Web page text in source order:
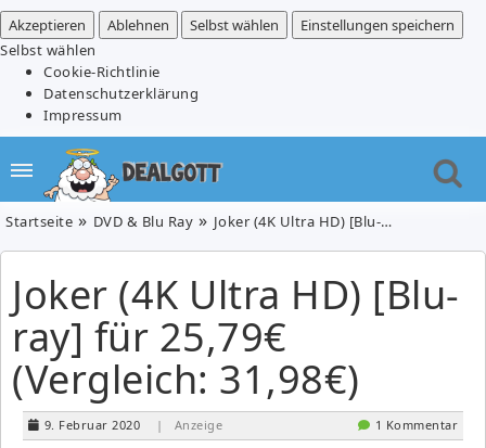
Akzeptieren
Ablehnen Selbst wählen
Einstellungen speichern
Selbst wählen
Cookie-Richtlinie
Datenschutzerklärung
Impressum
Startseite DVD & Blu Ray Joker (4K Ultra HD) [Blu-ray] für 25,79€ (Vergleich: 31,98€)
Joker (4K Ultra HD) [Blu-
ray] für 25,79€
(Vergleich: 31,98€)
9. Februar 2020 | Anzeige 1 Kommentar